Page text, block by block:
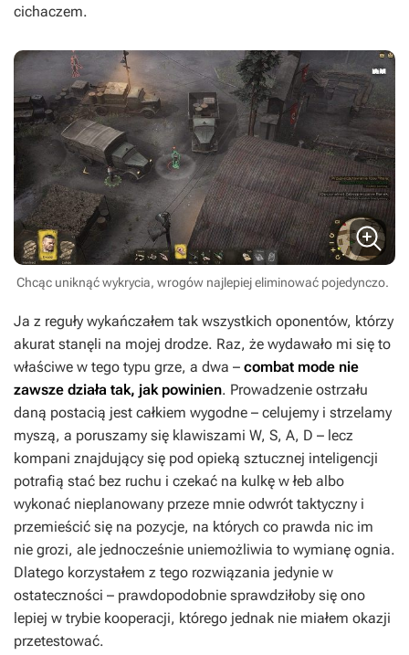
cichaczem.
Chcąc uniknąć wykrycia, wrogów najlepiej eliminować pojedynczo.
Ja z reguły wykańczałem tak wszystkich oponentów, którzy
akurat stanęli na mojej drodze. Raz, że wydawało mi się to
właściwe w tego typu grze, a dwa – combat mode nie
zawsze działa tak, jak powinien. Prowadzenie ostrzału
daną postacią jest całkiem wygodne – celujemy i strzelamy
myszą, a poruszamy się klawiszami W, S, A, D – lecz
kompani znajdujący się pod opieką sztucznej inteligencji
potrafią stać bez ruchu i czekać na kulkę w łeb albo
wykonać nieplanowany przeze mnie odwrót taktyczny i
przemieścić się na pozycje, na których co prawda nic im
nie grozi, ale jednocześnie uniemożliwia to wymianę ognia.
Dlatego korzystałem z tego rozwiązania jedynie w
ostateczności – prawdopodobnie sprawdziłoby się ono
lepiej w trybie kooperacji, którego jednak nie miałem okazji
przetestować.